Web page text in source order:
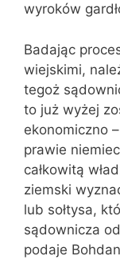
wyroków
Badając
wiejskimi,
tegoż
to już wyżej
ekonomiczno
prawie
całkowitą
ziemski
lub sołtysa,
sądownicza
podaje